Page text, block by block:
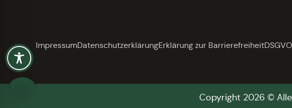
ImpressumDatenschutzerklärungErklärung zur BarrierefreiheitDSGVO
Copyright 2026 ©